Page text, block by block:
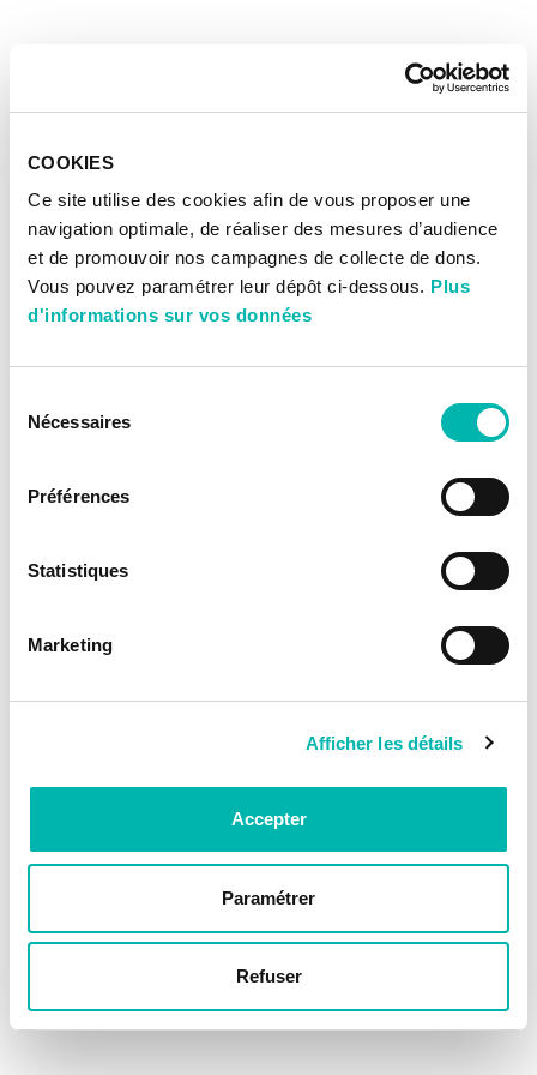
COOKIES
Ce site utilise des cookies afin de vous proposer une
navigation optimale, de réaliser des mesures d’audience
et de promouvoir nos campagnes de collecte de dons.
Vous pouvez paramétrer leur dépôt ci-dessous. Plus
d'informations sur vos données
Nécessaires
Préférences
Statistiques
Marketing
Afficher les détails
Accepter
Paramétrer
Refuser